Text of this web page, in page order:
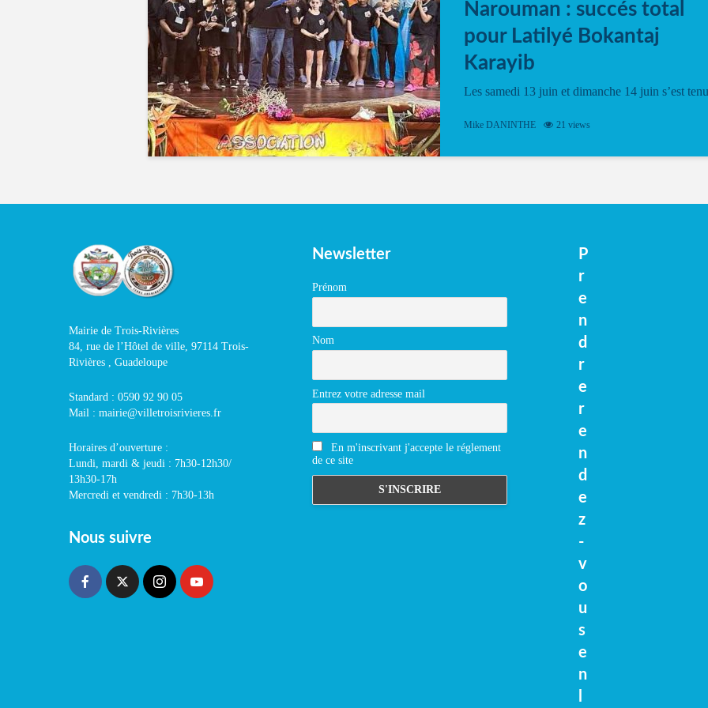
Narouman : succés total
pour Latilyé Bokantaj
Karayib
Les samedi 13 juin et dimanche 14 juin s’est tenu
vibrant à Pierrot Narouman, organisé par
spectacle de fin d’année, présenté à la salle...
Mike DANINTHE 21 views
Mairie de Trois-Rivières
84, rue de l’Hôtel de ville, 97114 Trois-
Rivières , Guadeloupe
Standard : 0590 92 90 05
Mail : mairie@villetroisrivieres.fr
Horaires d’ouverture :
Lundi, mardi & jeudi : 7h30-12h30/
13h30-17h
Mercredi et vendredi : 7h30-13h
Nous suivre
Newsletter
Prénom
Nom
Entrez votre adresse mail
En m'inscrivant j'accepte le réglement
de ce site
P
r
e
n
d
r
e
r
e
n
d
e
z
-
v
o
u
s
e
n